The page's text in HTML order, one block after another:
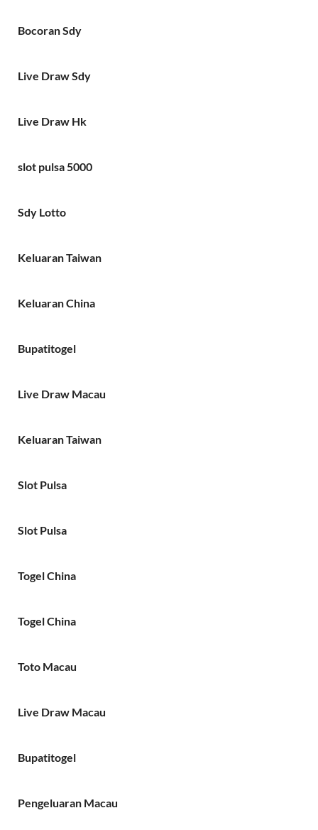
Bocoran Sdy
Live Draw Sdy
Live Draw Hk
slot pulsa 5000
Sdy Lotto
Keluaran Taiwan
Keluaran China
Bupatitogel
Live Draw Macau
Keluaran Taiwan
Slot Pulsa
Slot Pulsa
Togel China
Togel China
Toto Macau
Live Draw Macau
Bupatitogel
Pengeluaran Macau